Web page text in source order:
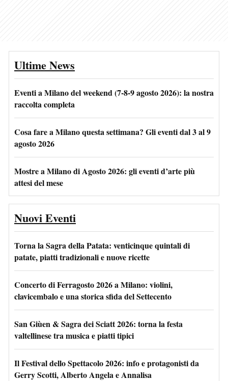
Ultime News
Eventi a Milano del weekend (7-8-9 agosto 2026): la nostra
raccolta completa
Cosa fare a Milano questa settimana? Gli eventi dal 3 al 9
agosto 2026
Mostre a Milano di Agosto 2026: gli eventi d’arte più
attesi del mese
Nuovi Eventi
Torna la Sagra della Patata: venticinque quintali di
patate, piatti tradizionali e nuove ricette
Concerto di Ferragosto 2026 a Milano: violini,
clavicembalo e una storica sfida del Settecento
San Giùen & Sagra dei Sciatt 2026: torna la festa
valtellinese tra musica e piatti tipici
Il Festival dello Spettacolo 2026: info e protagonisti da
Gerry Scotti, Alberto Angela e Annalisa